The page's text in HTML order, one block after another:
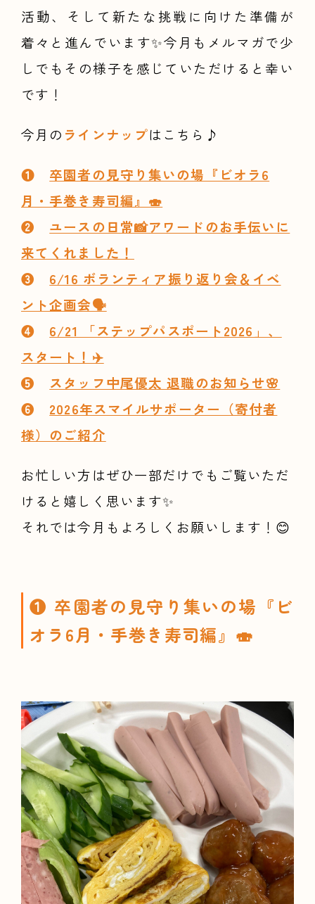
活動、そして新たな挑戦に向けた準備が
着々と進んでいます✨今月もメルマガで少
しでもその様子を感じていただけると幸い
です！
今月の ラインナップはこちら♪
❶ 卒園者の見守り集いの場『ビオラ6
月・手巻き寿司編』🍣
❷ ユースの日常📸アワードのお手伝いに
来てくれました！
❸ 6/16 ボランティア振り返り会＆イベ
ント企画会🗣️
❹ 6/21 「ステップパスポート2026」、
スタート！✈️
❺ スタッフ中尾優太 退職のお知らせ🌸
❻ 2026年スマイルサポーター（寄付者
様）のご紹介
お忙しい方はぜひ一部だけでもご覧いただ
けると嬉しく思います✨
それでは今月もよろしくお願いします！😊
❶ 卒園者の見守り集いの場『ビ
オラ6月・手巻き寿司編』🍣